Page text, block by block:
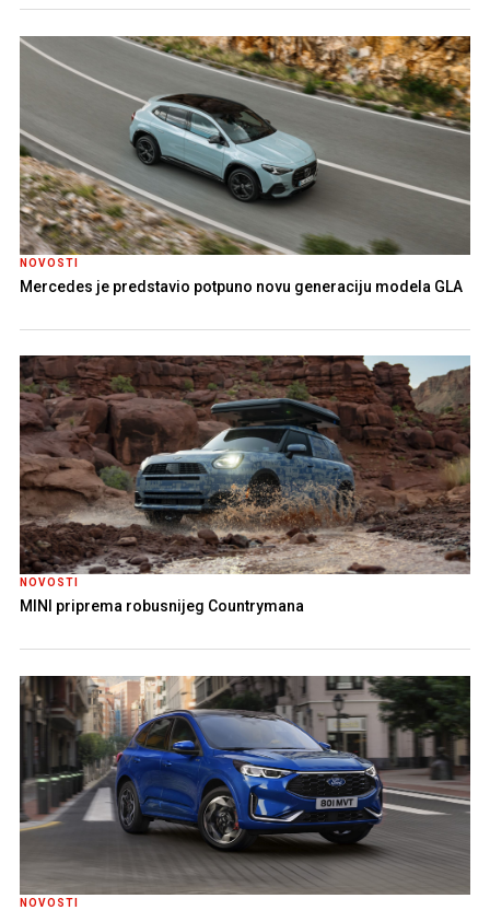
NOVOSTI
Mercedes je predstavio potpuno novu generaciju modela GLA
NOVOSTI
MINI priprema robusnijeg Countrymana
NOVOSTI